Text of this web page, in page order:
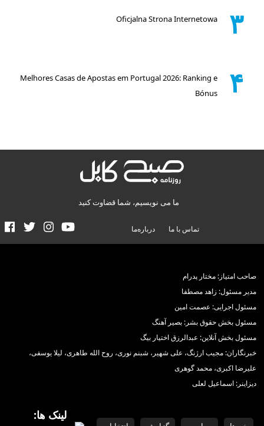
۳ Oficjalna Strona Internetowa
۴
Melhores Casas de Apostas em Portugal 2026: Ranking e
Bónus
ما می نویسیم، شما قضاوت کنید
تماس با ما درباره‌ما
صاحب امتیاز: مختار پدرام
مدیر مسئول: زاهد مصطفا
مسئول اجرایی: عصمت امین
مسئول بخش حقوق بشر: بصیر آهنگ
مسئول بخش آنلاین: عبدالرزق اختیار بیگ
خبرنگاران: مجیب ارژنگ، علی شهیر، شبنم نوری، روح الله طاهری، لیلا یوسفی،
علیرضا اکبری، محمد گوهری
دیزاینر: اسماعیل لعلی
لینک ها: